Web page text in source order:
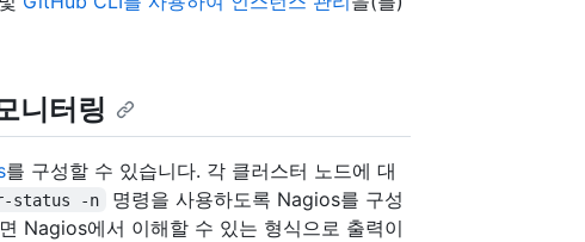
니터링
를 구성할 수 있습니다. 각 클러스터 노드에 대
status -n
명령을 사용하도록 Nagios를 구성
Nagios에서 이해할 수 있는 형식으로 출력이